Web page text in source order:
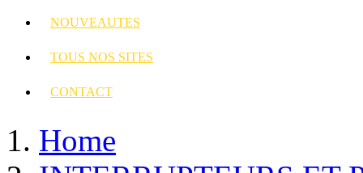
NOUVEAUTES
TOUS NOS SITES
CONTACT
Home